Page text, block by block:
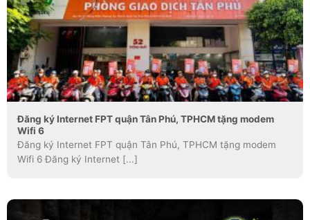
Đăng ký Internet FPT quận Tân Phú, TPHCM tặng modem
Wifi 6
Đăng ký Internet FPT quận Tân Phú, TPHCM tặng modem
Wifi 6 Đăng ký Internet [...]